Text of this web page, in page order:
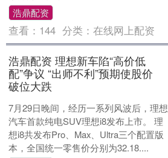
浩鼎配资
查看： 144 分类：在线网上配资
浩鼎配资 理想新车陷“高价低
配”争议 “出师不利”预期使股价
破位大跌
7月29日晚间，经历一系列风波后，理想
汽车首款纯电SUV理想i8发布上市。 理
想i8共发布Pro、Max、Ultra三个配置版
本，全国统一零售价分别为32.18....